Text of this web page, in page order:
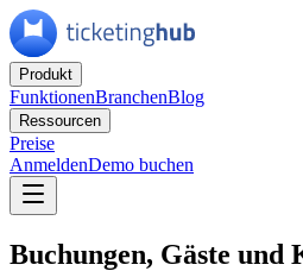
Produkt
FunktionenBranchenBlog
Ressourcen
Preise
AnmeldenDemo buchen
Buchungen, Gäste und